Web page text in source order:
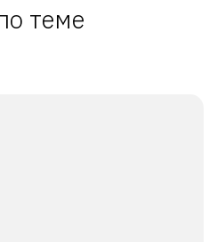
теме